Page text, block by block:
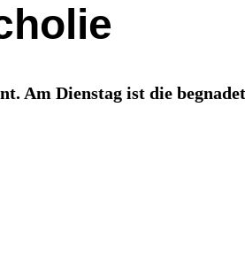
Am Dienstag ist die